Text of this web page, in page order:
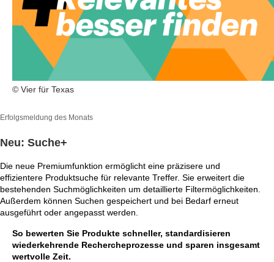
© Vier für Texas
Erfolgsmeldung des Monats
Neu: Suche+
Die neue Premiumfunktion ermöglicht eine präzisere und
effizientere Produktsuche für relevante Treffer. Sie erweitert die
bestehenden Suchmöglichkeiten um detaillierte Filtermöglichkeiten.
Außerdem können Suchen gespeichert und bei Bedarf erneut
ausgeführt oder angepasst werden.
So bewerten Sie Produkte schneller, standardisieren
wiederkehrende Rechercheprozesse und sparen insgesamt
wertvolle Zeit.